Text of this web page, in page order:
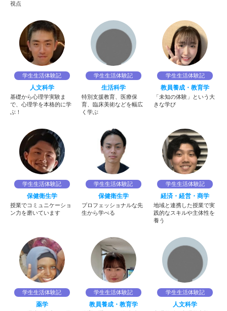
視点
学生生活体験記
人文科学
基礎から心理学実験ま
で、心理学を本格的に学
ぶ！
学生生活体験記
生活科学
特別支援教育、医療保
育、臨床美術などを幅広
く学ぶ
学生生活体験記
教員養成・教育学
「未知の体験」という大
きな学び
学生生活体験記
保健衛生学
授業でコミュニケーショ
ン力を磨いています
学生生活体験記
保健衛生学
プロフェッショナルな先
生から学べる
学生生活体験記
経済・経営・商学
地域と連携した授業で実
践的なスキルや主体性を
養う
学生生活体験記
薬学
学生生活体験記
教員養成・教育学
学生生活体験記
人文科学